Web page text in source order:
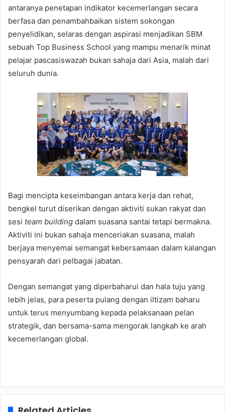
antaranya penetapan indikator kecemerlangan secara
berfasa dan penambahbaikan sistem sokongan
penyelidikan, selaras dengan aspirasi menjadikan SBM
sebuah Top Business School yang mampu menarik minat
pelajar pascasiswazah bukan sahaja dari Asia, malah dari
seluruh dunia.
Bagi mencipta keseimbangan antara kerja dan rehat,
bengkel turut diserikan dengan aktiviti sukan rakyat dan
sesi team building dalam suasana santai tetapi bermakna.
Aktiviti ini bukan sahaja menceriakan suasana, malah
berjaya menyemai semangat kebersamaan dalam kalangan
pensyarah dari pelbagai jabatan.
Dengan semangat yang diperbaharui dan hala tuju yang
lebih jelas, para peserta pulang dengan iltizam baharu
untuk terus menyumbang kepada pelaksanaan pelan
strategik, dan bersama-sama mengorak langkah ke arah
kecemerlangan global.